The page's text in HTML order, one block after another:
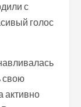
с
голос
свою
активно